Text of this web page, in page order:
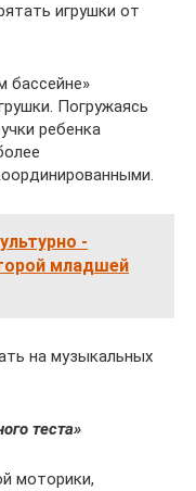
игрушки от
бассейне»
Погружаясь
ребенка
-
младшей
на музыкальных
теста»
моторики,